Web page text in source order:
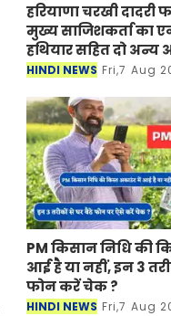
हरियाणा चरखी दादरी
मुख्य साजिशकर्ता का
हथियार सहित दो अन्य
गिरफ्तार
HINDI NEWS Fri,7 Aug
PM किसान निधि की
आई है या नहीं, इन 3
फोन करें चेक ?
HINDI NEWS Fri,7 Aug